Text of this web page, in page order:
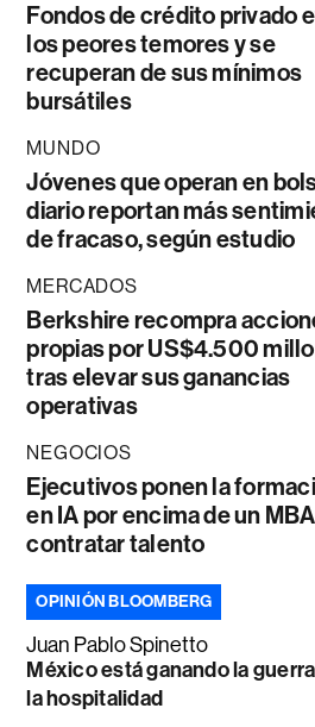
Fondos de crédito privado
los peores temores y se
recuperan de sus mínimos
bursátiles
MUNDO
Jóvenes que operan en
diario reportan más
de fracaso, según estudio
MERCADOS
Berkshire recompra
propias por US$4.500
tras elevar sus ganancias
operativas
NEGOCIOS
Ejecutivos ponen la
en IA por encima de un
contratar talento
OPINIÓN BLOOMBERG
Juan Pablo Spinetto
México está ganando la
la hospitalidad